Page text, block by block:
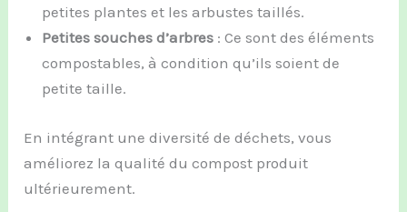
petites plantes et les arbustes taillés.
Petites souches d’arbres : Ce sont des éléments
compostables, à condition qu’ils soient de
petite taille.
En intégrant une diversité de déchets, vous
améliorez la qualité du compost produit
ultérieurement.